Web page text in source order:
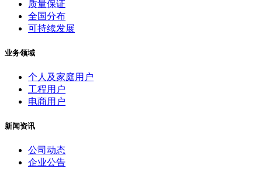
质量保证
全国分布
可持续发展
业务领域
个人及家庭用户
工程用户
电商用户
新闻资讯
公司动态
企业公告